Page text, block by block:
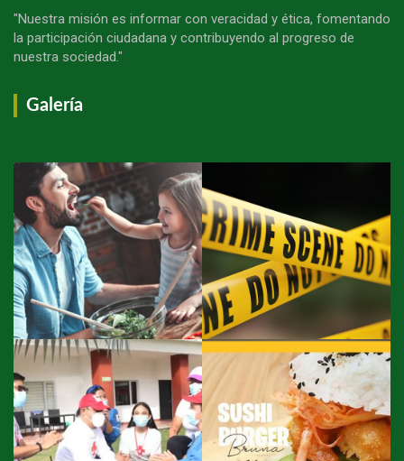
"Nuestra misión es informar con veracidad y ética, fomentando
la participación ciudadana y contribuyendo al progreso de
nuestra sociedad."
Galería